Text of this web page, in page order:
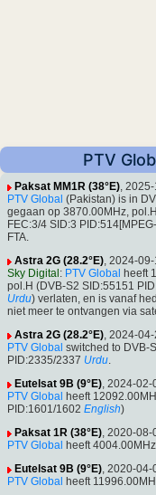
PTV
Paksat MM1R (38°E),
PTV Global (Pakistan) is in
gegaan op 3870.00MHz,
FEC:3/4 SID:3
FTA.
Astra 2G (28.2°E), 2024-
Sky Digital : PTV Global heeft
pol.H (DVB-S2 SID:55151
Urdu) verlaten, en is vanaf
niet meer te ontvangen via
Astra 2G (28.2°E), 2024-04-
PTV Global switched to DVB-
PID:2335/2337 Urdu.
Eutelsat 9B (9°E), 2024-02-
PTV Global heeft
PID:1601/1602 English)
Paksat 1R (38°E), 2020-08-
PTV Global heeft
Eutelsat 9B (9°E), 2020-04-
PTV Global heeft